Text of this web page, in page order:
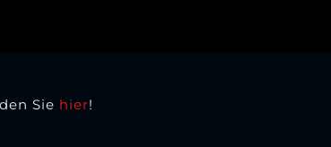
Sie hier!